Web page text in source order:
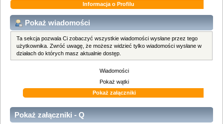
Informacja o Profilu
Pokaż wiadomości
Ta sekcja pozwala Ci zobaczyć wszystkie wiadomości wysłane przez tego
użytkownika. Zwróć uwagę, że możesz widzieć tylko wiadomości wysłane w
działach do których masz aktualnie dostęp.
Wiadomości
Pokaż wątki
Pokaż załączniki
Pokaż załączniki - Q